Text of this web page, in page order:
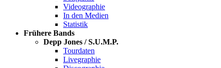
Videographie
In den Medien
Statistik
Frühere Bands
Depp Jones / S.U.M.P.
Tourdaten
Livegraphie